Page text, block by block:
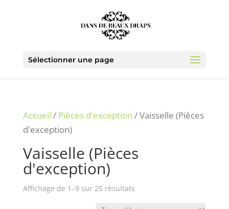
Sélectionner une page
Accueil / Pièces d'exception / Vaisselle (Pièces
d'exception)
Vaisselle (Pièces
d'exception)
Affichage de 1–9 sur 25 résultats